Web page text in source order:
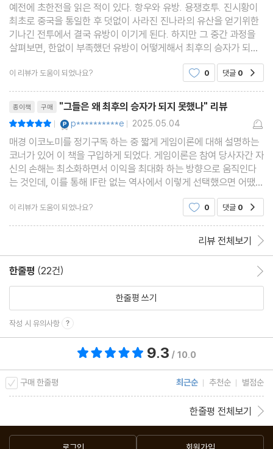
예전에 초한전을 읽은 적이 있다. 항우와 유방. 용쟁호투. 진시황이
최초로 중국을 통일한 후 덧없이 사라진 진나라의 유산을 얻기위한
기나긴 전투에서 결국 유방이 이기게 된다. 하지만 그 중간 과정을
살펴보면, 한없이 부족했던 유방이 어떻게해서 최후의 승자가 되었
는지에 대한 다양한 해석들이 존재한다. 게임이론으로 살펴본 유방
과 항우의 이야기는 새로운 시도이기도 했고, 새
이 리뷰가 도움이 되었나요? 0 댓글 0
종이책 구매 "그들은 왜 최후의 승자가 되지 못했나" 리뷰
| p**********e | 2025.05.04
매경 이코노미를 정기구독 하는 중 짧게 게임이론에 대해 설명하는
코너가 있어 이 책을 구입하게 되었다. 게임이론은 참여 당사자간 자
신의 손해는 최소화하면서 이익을 최대화 하는 방향으로 움직인다
는 것인데, 이를 통해 IF란 없는 역사에서 이렇게 선택했으면 어땠을
까를 알려준다. 게임이론에 관심이 있거나, 역사에 관심이 있는 사람
이면 만족스러운 독서가 될 듯 하다.
이 리뷰가 도움이 되었나요? 0 댓글 0
리뷰 전체보기
한줄평 (22건)
한줄평 쓰기
작성 시 유의사항
9.3 / 10.0
구매 한줄평 최근순 추천순 별점순
한줄평 전체보기